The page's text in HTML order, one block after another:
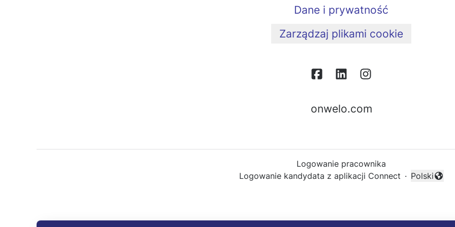
Dane i prywatność
Zarządzaj plikami cookie
onwelo.com
Logowanie pracownika
Logowanie kandydata z aplikacji Connect ·
Zmień
Polski